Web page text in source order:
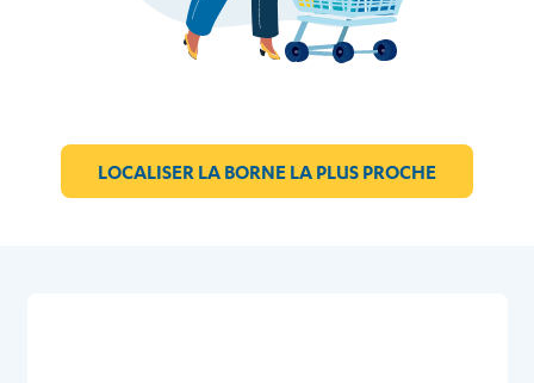
LOCALISER LA BORNE LA PLUS PROCHE